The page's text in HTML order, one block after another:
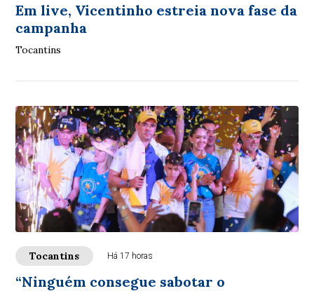
Em live, Vicentinho estreia nova fase da
campanha
Tocantins
Tocantins Há 17 horas
“Ninguém consegue sabotar o